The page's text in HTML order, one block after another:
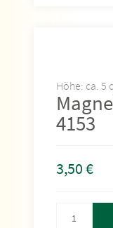
Höhe: ca. 5
4153
3,50€